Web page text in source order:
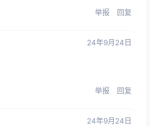
举报 回复
24年9月24日
举报 回复
24年9月24日